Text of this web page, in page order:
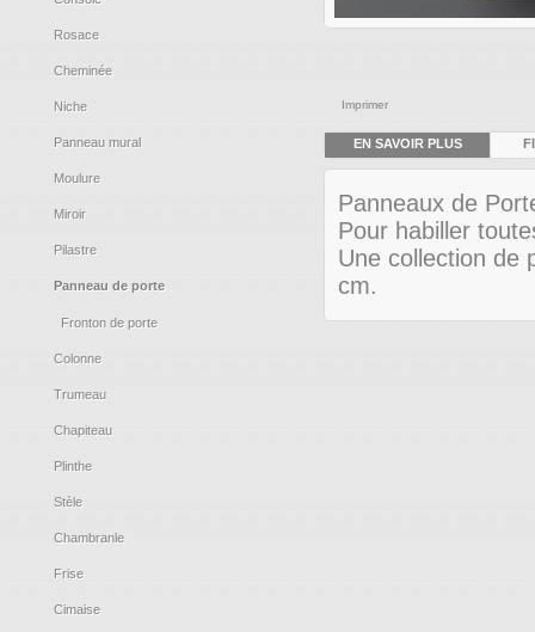
Rosace
Cheminée
Niche
Panneau mural
Moulure
Miroir
Pilastre
Panneau de porte
Fronton de porte
Colonne
Trumeau
Chapiteau
Plinthe
Stèle
Chambranle
Frise
Cimaise
Imprimer
EN SAVOIR PLUS
Panneaux de
Pour habiller
Une collection de
cm.